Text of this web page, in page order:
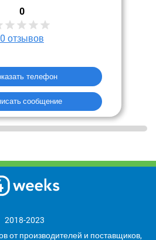
0
0 отзывов
Показать телефон
сообщение
2018-2023
от производителей и поставщиков,